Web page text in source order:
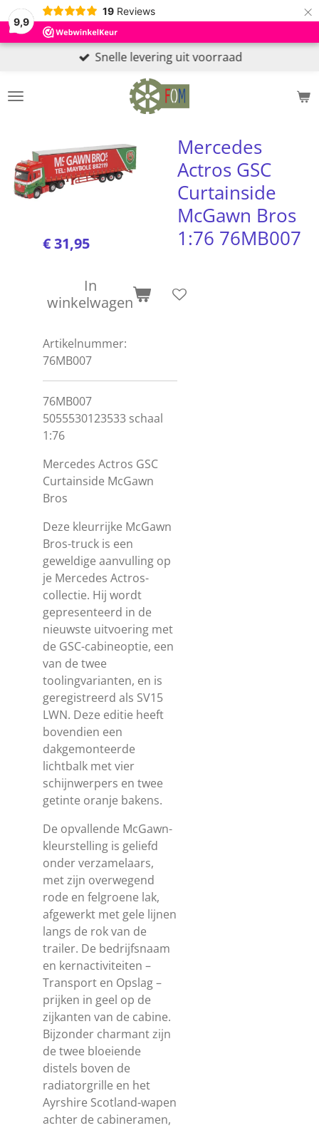
9,9
19 Reviews ×
Snelle levering uit voorraad
Mercedes
Actros GSC
Curtainside
McGawn Bros
1:76 76MB007
€ 31,95
In
winkelwagen
Artikelnummer:
76MB007
76MB007
5055530123533 schaal
1:76
Mercedes Actros GSC
Curtainside McGawn
Bros
Deze kleurrijke McGawn
Bros-truck is een
geweldige aanvulling op
je Mercedes Actros-
collectie. Hij wordt
gepresenteerd in de
nieuwste uitvoering met
de GSC-cabineoptie, een
van de twee
toolingvarianten, en is
geregistreerd als SV15
LWN. Deze editie heeft
bovendien een
dakgemonteerde
lichtbalk met vier
schijnwerpers en twee
getinte oranje bakens.
De opvallende McGawn-
kleurstelling is geliefd
onder verzamelaars,
met zijn overwegend
rode en felgroene lak,
afgewerkt met gele lijnen
langs de rok van de
trailer. De bedrijfsnaam
en kernactiviteiten –
Transport en Opslag –
prijken in geel op de
zijkanten van de cabine.
Bijzonder charmant zijn
de twee bloeiende
distels boven de
radiatorgrille en het
Ayrshire Scotland-wapen
achter de cabineramen,